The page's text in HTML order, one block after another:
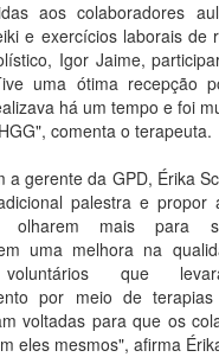
aos colaboradores
e exercícios laborais de
Igor Jaime,
uma ótima recepção
há um tempo e foi
comenta o terapeuta.
a gerente da GPD, Érika
palestra e propor
olharem mais
uma melhora na
voluntários que
por meio de
voltadas para que os
eles mesmos", afirma